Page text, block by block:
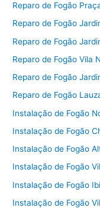
Reparo de Fogão
Reparo de Fogão
Reparo de Fogão
Reparo de Fogão Vila
Reparo de Fogão
Reparo de Fogão
Instalação de Fogão
Instalação de Fogão
Instalação de Fogão
Instalação de Fogão
Instalação de Fogão
Instalação de Fogão